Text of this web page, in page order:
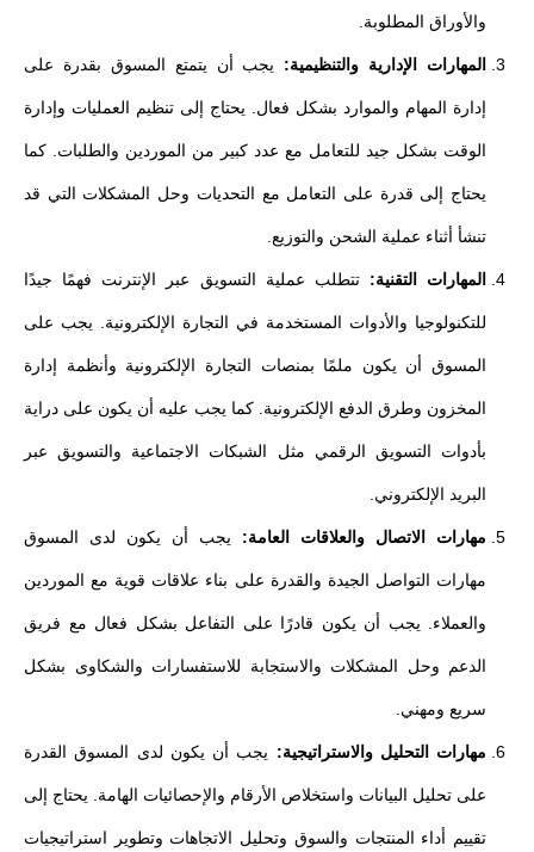
والأوراق المطلوبة.
المهارات الإدارية والتنظيمية: يجب أن يتمتع المسوق بقدرة على
إدارة المهام والموارد بشكل فعال. يحتاج إلى تنظيم العمليات وإدارة
الوقت بشكل جيد للتعامل مع عدد كبير من الموردين والطلبات. كما
يحتاج إلى قدرة على التعامل مع التحديات وحل المشكلات التي قد
تنشأ أثناء عملية الشحن والتوزيع.
المهارات التقنية:تتطلب عملية التسويق عبر الإنترنت فهمًا جيدًا
للتكنولوجيا والأدوات المستخدمة في التجارة الإلكترونية. يجب على
المسوق أن يكون ملمًا بمنصات التجارة الإلكترونية وأنظمة إدارة
المخزون وطرق الدفع الإلكترونية. كما يجب عليه أن يكون على دراية
بأدوات التسويق الرقمي مثل الشبكات الاجتماعية والتسويق عبر
البريد الإلكتروني.
مهارات الاتصال والعلاقات العامة: يجب أن يكون لدى المسوق
مهارات التواصل الجيدة والقدرة على بناء علاقات قوية مع الموردين
والعملاء. يجب أن يكون قادرًا على التفاعل بشكل فعال مع فريق
الدعم وحل المشكلات والاستجابة للاستفسارات والشكاوى بشكل
سريع ومهني.
مهارات التحليل والاستراتيجية: يجب أن يكون لدى المسوق القدرة
على تحليل البيانات واستخلاص الأرقام والإحصائيات الهامة. يحتاج إلى
تقييم أداء المنتجات والسوق وتحليل الاتجاهات وتطوير استراتيجيات